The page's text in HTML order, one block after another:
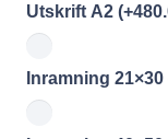
Utskrift A2 (+
Inramning 21×30